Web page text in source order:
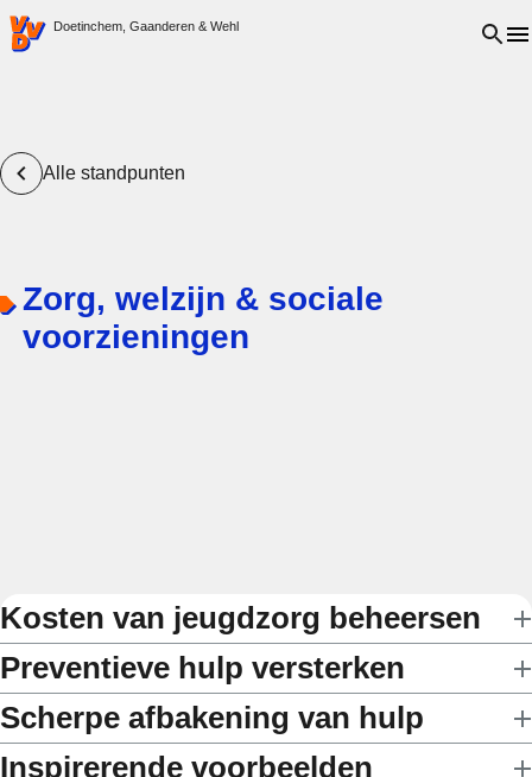
VVD.nl - Ga naar de homepage
Doetinchem, Gaanderen & Wehl Open
Alle standpunten
Zorg, welzijn & sociale
voorzieningen
Kosten van jeugdzorg beheersen
Preventieve hulp versterken
Scherpe afbakening van hulp
Inspirerende voorbeelden